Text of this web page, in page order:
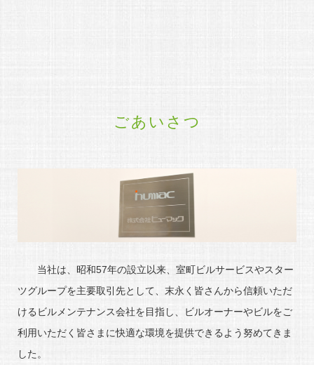
ごあいさつ
当社は、昭和57年の設立以来、室町ビルサービスやスター
ツグループを主要取引先として、末永く皆さんから信頼いただ
けるビルメンテナンス会社を目指し、ビルオーナーやビルをご
利用いただく皆さまに快適な環境を提供できるよう努めてきま
した。